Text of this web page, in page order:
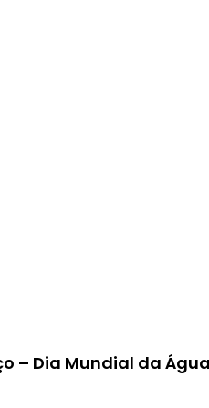
– Dia Mundial da